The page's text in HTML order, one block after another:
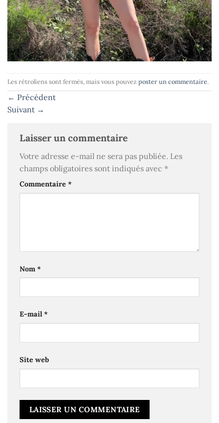
Les rétroliens sont fermés, mais vous pouvez poster un commentaire.
← Précédent
Suivant →
Laisser un commentaire
Votre adresse e-mail ne sera pas publiée. Les
champs obligatoires sont indiqués avec *
Commentaire *
Nom *
E-mail*
Site web